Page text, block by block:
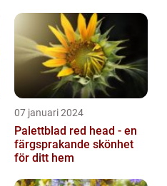
07 januari 2024
Palettblad red head - en
färgsprakande skönhet
för ditt hem